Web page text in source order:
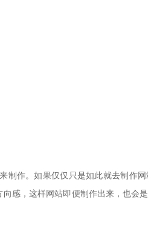
作。如果仅仅只是如此就去制作
感，这样网站即便制作出来，也会